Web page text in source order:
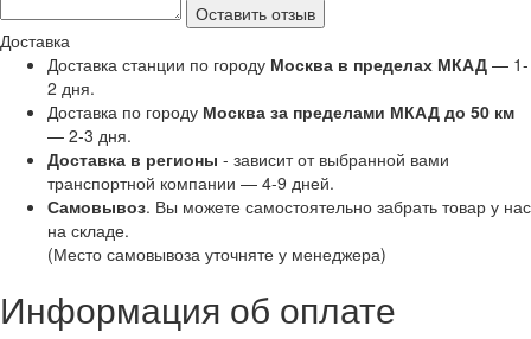
Оставить отзыв
Доставка
Доставка станции по городу Москва в пределах МКАД — 1-
2 дня.
Доставка по городу Москва за пределами МКАД до 50 км
— 2-3 дня.
Доставка в регионы - зависит от выбранной вами
транспортной компании — 4-9 дней.
Самовывоз. Вы можете самостоятельно забрать товар у нас
на складе.
(Место самовывоза уточняте у менеджера)
Информация об оплате